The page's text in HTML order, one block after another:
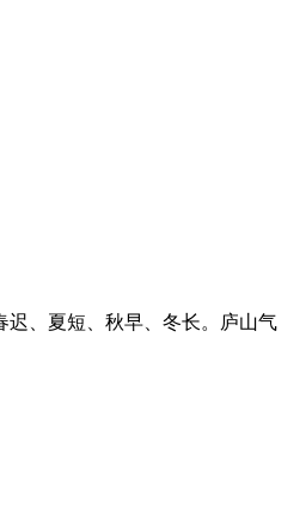
迟、夏短、秋早、冬长。庐山气